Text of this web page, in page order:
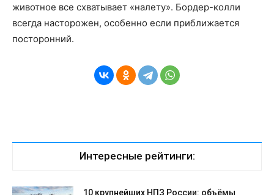
животное все схватывает «налету». Бордер-колли
всегда насторожен, особенно если приближается
посторонний.
Интересные рейтинги:
10 крупнейших НПЗ России: объёмы